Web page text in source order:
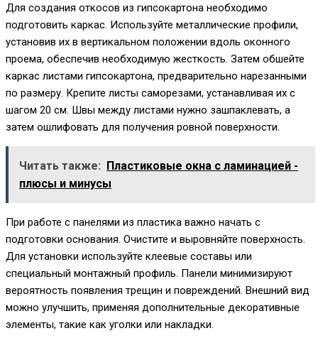
Для создания откосов из гипсокартона необходимо
подготовить каркас. Используйте металлические профили,
установив их в вертикальном положении вдоль оконного
проема, обеспечив необходимую жесткость. Затем обшейте
каркас листами гипсокартона, предварительно нарезанными
по размеру. Крепите листы саморезами, устанавливая их с
шагом 20 см. Швы между листами нужно зашпаклевать, а
затем ошлифовать для получения ровной поверхности.
Читать также: Пластиковые окна с ламинацией -
плюсы и минусы
При работе с панелями из пластика важно начать с
подготовки основания. Очистите и выровняйте поверхность.
Для установки используйте клеевые составы или
специальный монтажный профиль. Панели минимизируют
вероятность появления трещин и повреждений. Внешний вид
можно улучшить, применяя дополнительные декоративные
элементы, такие как уголки или накладки.